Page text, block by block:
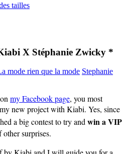
tailles
X Stéphanie Zwicky *
mode rien que la mode Stephanie
my Facebook page, you most
new project with Kiabi. Yes, since
a big contest to try and win a VIP
surprises.